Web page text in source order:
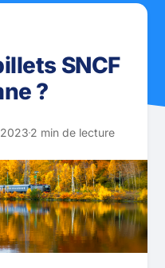
SNCF
?
20232 min de lecture